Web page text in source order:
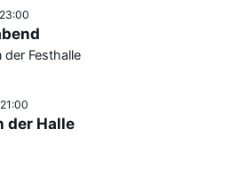
der Festhalle
der Halle